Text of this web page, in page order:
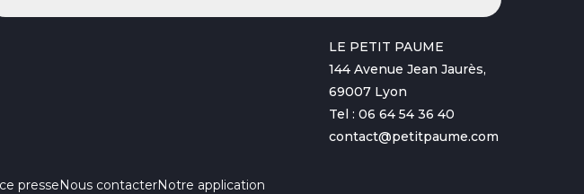
presseNous contacterNotre application
LE PETIT PAUME
144 Avenue Jean Jaurès,
69007 Lyon
Tel : 06 64 54 36 40
contact@petitpaume.com